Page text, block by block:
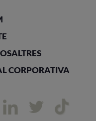
CORPORATIVA